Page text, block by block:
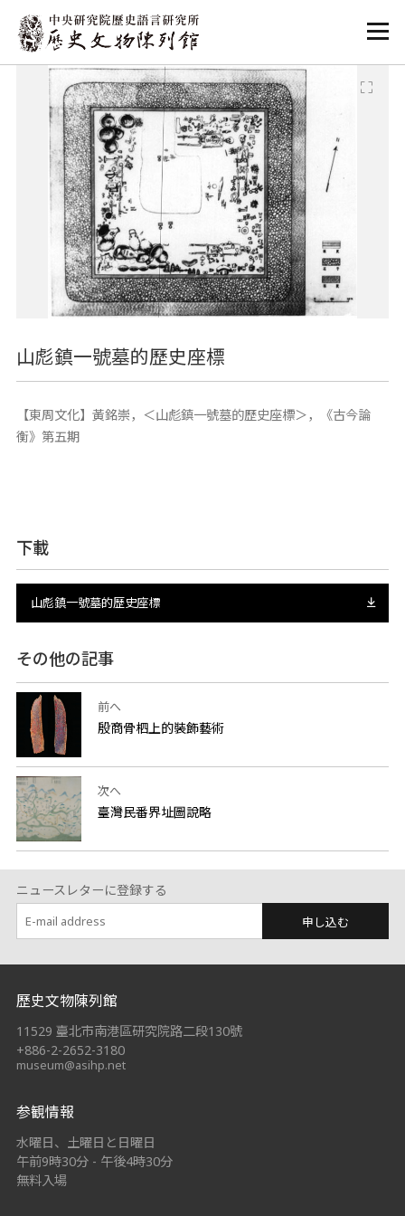
:::
:::
山彪鎮一號墓的歷史座標
【東周文化】黃銘崇，＜山彪鎮一號墓的歷史座標＞，《古今論
衡》第五期
下載
山彪鎮一號墓的歷史座標
その他の記事
前へ
殷商骨柶上的裝飾藝術
次へ
臺灣民番界址圖說略
ニュースレターに登録する
申し込む
:::
歷史文物陳列館
11529 臺北市南港區研究院路二段130號
+886-2-2652-3180
museum@asihp.net
参観情報
水曜日、土曜日と日曜日
午前9時30分 - 午後4時30分
無料入場